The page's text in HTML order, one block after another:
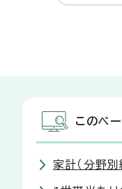
このペ
家計（分野